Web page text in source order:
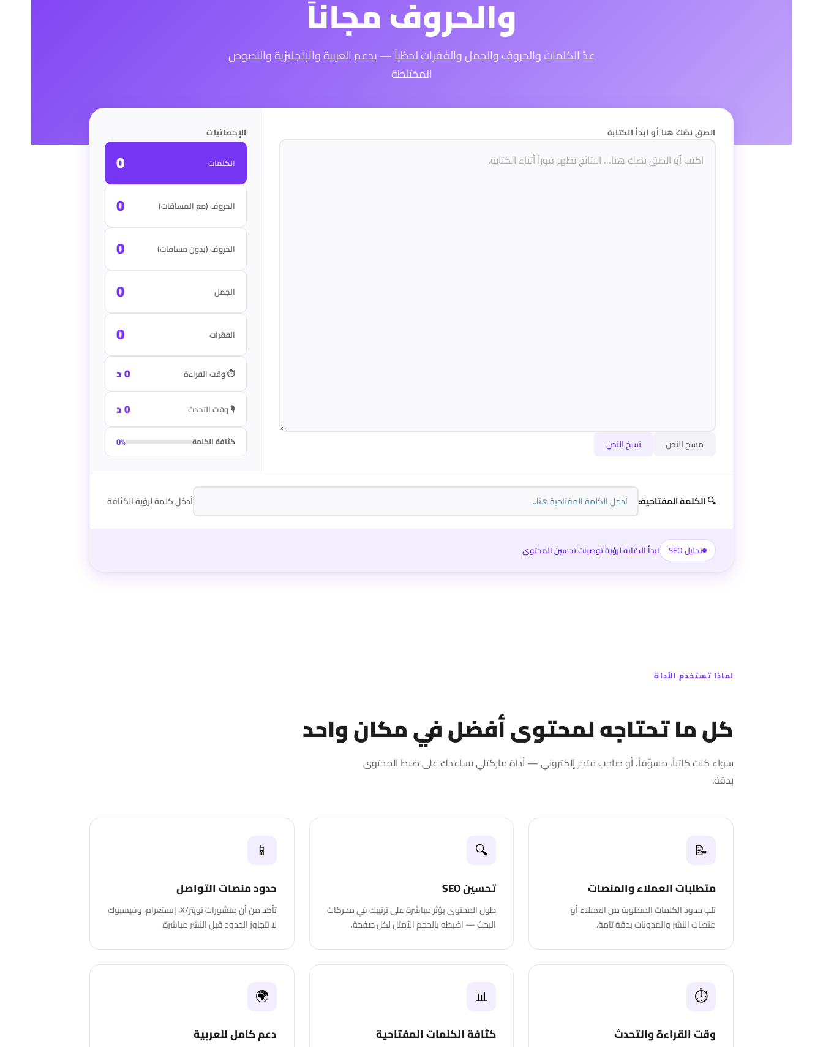
والحروف مجاناً
عدّ الكلمات والحروف والجمل والفقرات لحظياً — يدعم العربية والإنجليزية والنصوص
المختلطة
الصق نصّك هنا أو ابدأ الكتابة
مسح النص نسخ النص
الإحصائيات
الكلمات 0
الحروف (مع المسافات) 0
الحروف (بدون مسافات) 0
الجمل 0
الفقرات 0
⏱ وقت القراءة 0 د
🎙 وقت التحدث 0 د
كثافة الكلمة 0%
🔍 الكلمة المفتاحية: أدخل كلمة لرؤية الكثافة
تحليل SEO ابدأ الكتابة لرؤية توصيات تحسين المحتوى
لماذا تستخدم الأداة
كل ما تحتاجه لمحتوى أفضل في مكان واحد
سواء كنت كاتباً، مسوّقاً، أو صاحب متجر إلكتروني — أداة ماركتلي تساعدك على ضبط المحتوى
بدقة.
📝
متطلبات العملاء والمنصات
تلبِ حدود الكلمات المطلوبة من العملاء أو
منصات النشر والمدونات بدقة تامة.
🔍
تحسين SEO
طول المحتوى يؤثر مباشرة على ترتيبك في محركات
البحث — اضبطه بالحجم الأمثل لكل صفحة.
📱
حدود منصات التواصل
تأكد من أن منشورات تويتر/X، إنستغرام، وفيسبوك
لا تتجاوز الحدود قبل النشر مباشرة.
⏱
وقت القراءة والتحدث
📊
كثافة الكلمات المفتاحية
🌍
دعم كامل للعربية